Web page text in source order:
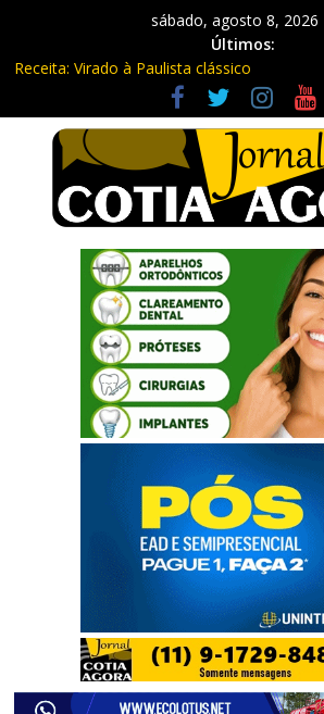
sábado, agosto 8, 2026
Últimos:
Receita: Virado à Paulista clássico
Ladrão de farmácia e procurado por
Vargem Grande Paulista
Cine Sustentável traz cinema ao ar livre e
para Vargem Grande
WhatsApp vai parar de funcionar em vários
setembro
São Roque